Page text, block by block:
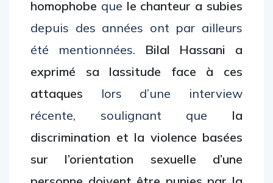
homophobe que le chanteur a subies
depuis des années ont par ailleurs
été mentionnées. Bilal Hassani a
exprimé sa lassitude face à ces
attaques lors d’une interview
récente, soulignant que la
discrimination et la violence basées
sur l’orientation sexuelle d’une